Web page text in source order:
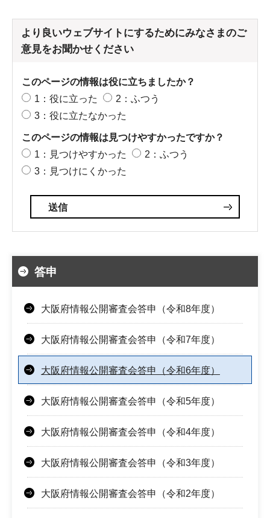
より良いウェブサイトにするためにみなさまのご
意見をお聞かせください
このページの情報は役に立ちましたか？
1：役に立った
2：ふつう
3：役に立たなかった
このページの情報は見つけやすかったですか？
1：見つけやすかった
2：ふつう
3：見つけにくかった
答申
大阪府情報公開審査会答申（令和8年度）
大阪府情報公開審査会答申（令和7年度）
大阪府情報公開審査会答申（令和6年度）
大阪府情報公開審査会答申（令和5年度）
大阪府情報公開審査会答申（令和4年度）
大阪府情報公開審査会答申（令和3年度）
大阪府情報公開審査会答申（令和2年度）